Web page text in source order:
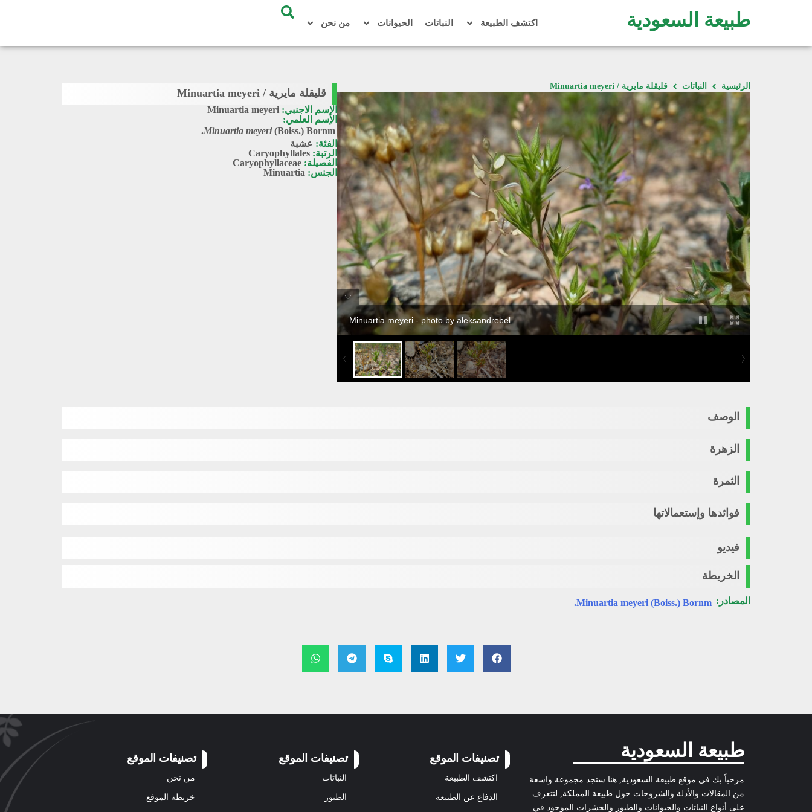
طبيعة السعودية اكتشف الطبيعة النباتات الحيوانات من نحن
الرئيسية النباتات قليقلة مايرية / Minuartia meyeri
Minuartia meyeri - photo by aleksandrebel
قليقلة مايرية / Minuartia meyeri
الإسم الاجنبي: Minuartia meyeri
الإسم العلمي:
Minuartia meyeri (Boiss.) Bornm.
الفئة: عشبة
الرتبة: Caryophyllales
الفصيلة: Caryophyllaceae
الجنس: Minuartia
الوصف
الزهرة
الثمرة
فوائدها وإستعمالاتها
فيديو
الخريطة
المصادر: Minuartia meyeri (Boiss.) Bornm.
طبيعة السعودية
مرحباً بك في موقع طبيعة السعودية, هنا ستجد مجموعة واسعة
من المقالات والأدلة والشروحات حول طبيعة المملكة, لتتعرف
على أنواع النباتات والحيوانات والطيور والحشرات الموجود في
تصنيفات الموقع
اكتشف الطبيعة
الدفاع عن الطبيعة
تصنيفات الموقع
النباتات
الطيور
تصنيفات الموقع
من نحن
خريطة الموقع